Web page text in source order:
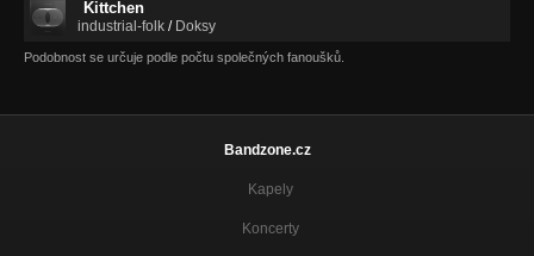
Kittchen
industrial-folk / Doksy
Podobnost se určuje podle počtu společných fanoušků.
Bandzone.cz
Kapely
Koncerty